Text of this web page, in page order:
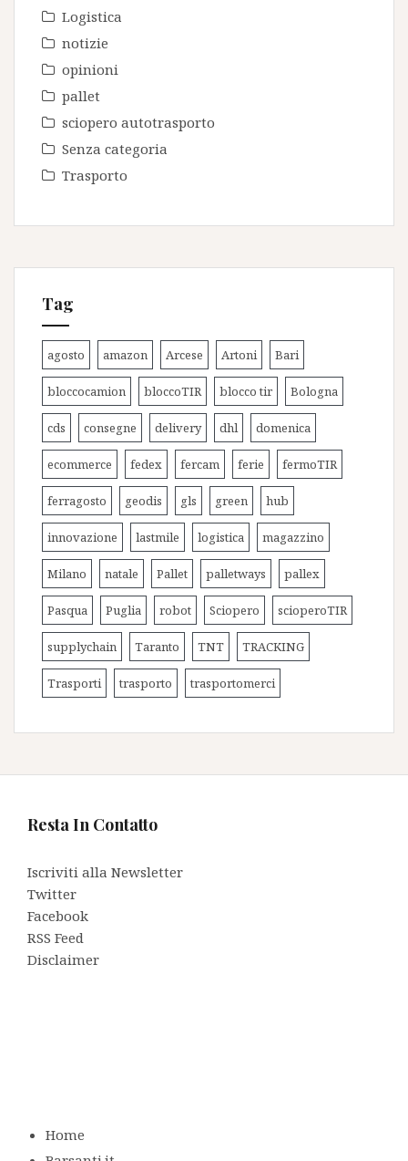
Logistica
notizie
opinioni
pallet
sciopero autotrasporto
Senza categoria
Trasporto
Tag
agosto amazon Arcese Artoni Bari
bloccocamion bloccoTIR blocco tir Bologna
cds consegne delivery dhl domenica
ecommerce fedex fercam ferie fermoTIR
ferragosto geodis gls green hub
innovazione lastmile logistica magazzino
Milano natale Pallet palletways pallex
Pasqua Puglia robot Sciopero scioperoTIR
supplychain Taranto TNT TRACKING
Trasporti trasporto trasportomerci
Resta In Contatto
Iscriviti alla Newsletter
Twitter
Facebook
RSS Feed
Disclaimer
Home